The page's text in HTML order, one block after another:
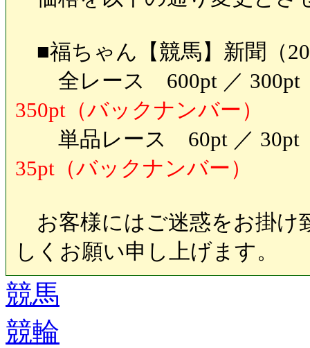
■福ちゃん【競馬】新聞（
全レース 600pt ／ 300pt
350pt（バックナンバー）
単品レース 60pt ／ 30pt
35pt（バックナンバー）
お客様にはご迷惑をお掛け
しくお願い申し上げます。
競馬
競輪